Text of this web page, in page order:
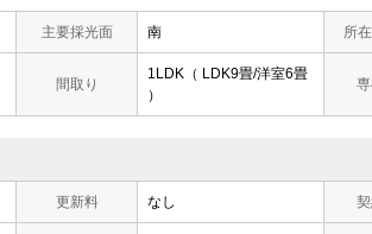
主要採光面 南 所
間取り
1LDK（ LDK9畳/洋室6畳
）
更新料 なし